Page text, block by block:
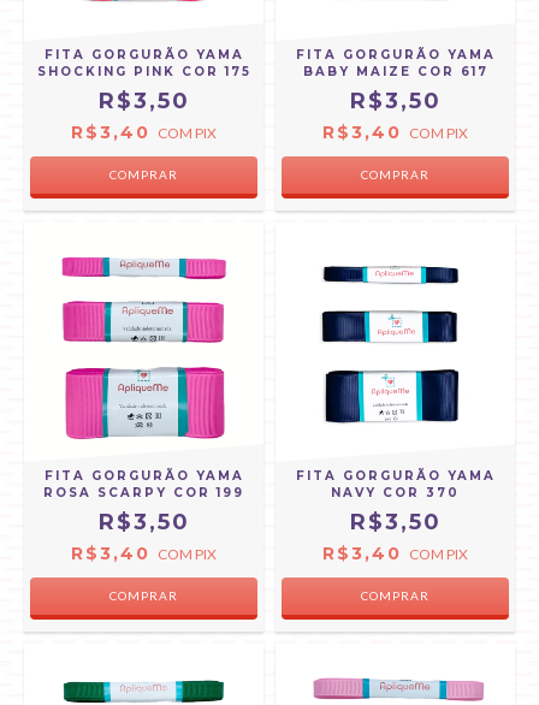
FITA GORGURÃO YAMA
SHOCKING PINK COR 175
R$3,50
R$3,40 COM PIX
COMPRAR
FITA GORGURÃO YAMA
BABY MAIZE COR 617
R$3,50
R$3,40 COM PIX
COMPRAR
FITA GORGURÃO YAMA
ROSA SCARPY COR 199
R$3,50
R$3,40 COM PIX
COMPRAR
FITA GORGURÃO YAMA
NAVY COR 370
R$3,50
R$3,40 COM PIX
COMPRAR